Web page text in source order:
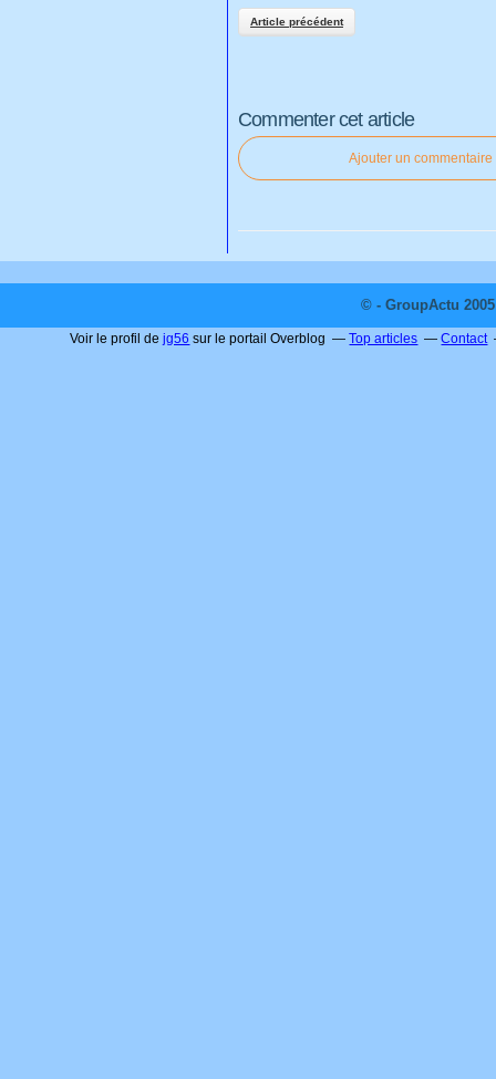
Article précédent
Commenter cet article
Ajouter un commentaire
© - GroupActu
Voir le profil dejg56 sur le portail Overblog Top articles Contact